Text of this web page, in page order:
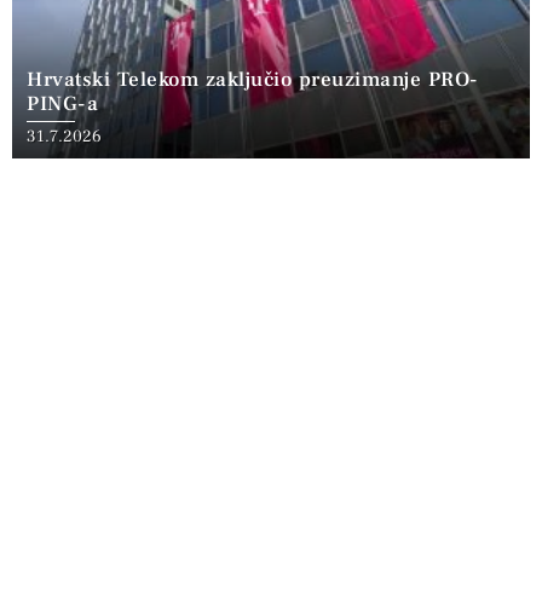
Hrvatski Telekom zaključio preuzimanje PRO-
PING-a
31.7.2026